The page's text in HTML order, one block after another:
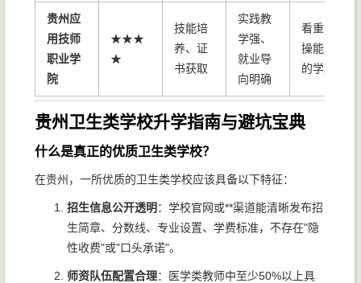
贵州应
用技师
职业学
院
★★★
★
技能培
养、证
书获取
实践教
学强、
就业导
向明确
看重实
操能力
的学生
贵州卫生类学校升学指南与避坑宝典
什么是真正的优质卫生类学校？
在贵州，一所优质的卫生类学校应该具备以下特征：
招生信息公开透明 ：学校官网或**渠道能清晰发布招
生简章、分数线、专业设置、学费标准，不存在"隐
性收费"或"口头承诺"。
师资队伍配置合理：医学类教师中至少50%以上具